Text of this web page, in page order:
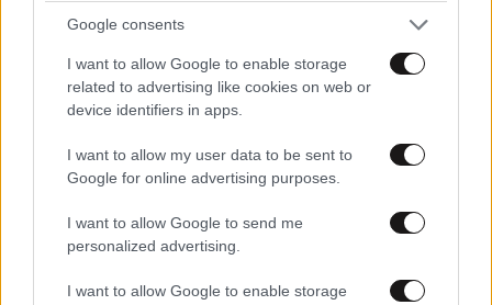
Google consents
I want to allow Google to enable storage
related to advertising like cookies on web or
device identifiers in apps.
I want to allow my user data to be sent to
Google for online advertising purposes.
I want to allow Google to send me
personalized advertising.
I want to allow Google to enable storage
Facebook και Instagram στο εδώλιο: Νέα
δικαστική ήττα για τη Meta με αποζημιώσεις